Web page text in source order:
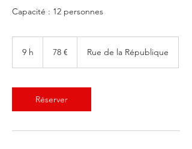
Capacité : 12 personnes
9 h 78 € Rue de la République
Réserver